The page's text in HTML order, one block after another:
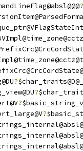
?
?
?
?
?